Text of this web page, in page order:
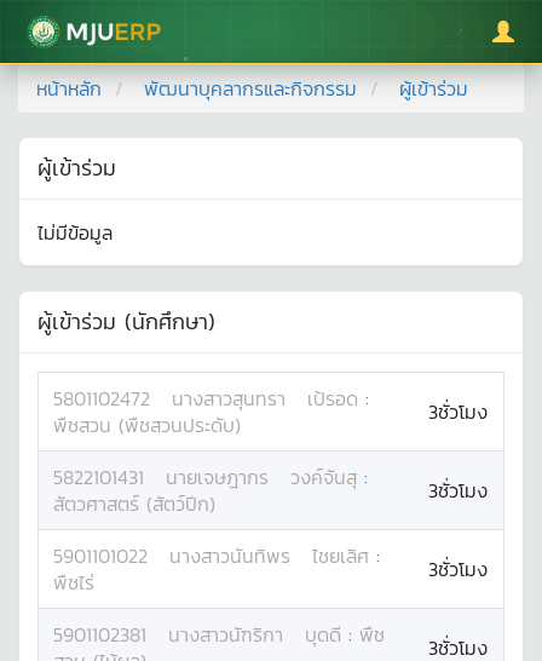
มหาวิทยาลัยแม่โจ้
หน้าหลัก พัฒนาบุคลากรและกิจกรรม ผู้เข้าร่วม
ผู้เข้าร่วม
ไม่มีข้อมูล
ผู้เข้าร่วม (นักศึกษา)
5801102472 นางสาวสุนทรา เป้รอด :
พืชสวน (พืชสวนประดับ)
3ชั่วโมง
5822101431 นายเจษฎากร วงค์จันสุ :
สัตวศาสตร์ (สัตว์ปีก)
3ชั่วโมง
5901101022 นางสาวนันทิพร ไชยเลิศ :
พืชไร่
3ชั่วโมง
5901102381 นางสาวนัฑริกา บุดดี : พืช
3ชั่วโมง